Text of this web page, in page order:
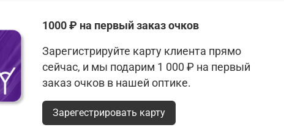
1000 ₽ на первый заказ очков
Зарегистрируйте карту клиента прямо
сейчас, и мы подарим 1 000 ₽ на первый
заказ очков в нашей оптике.
Зарегестрировать карту